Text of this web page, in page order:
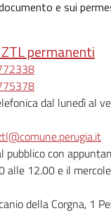
e sui
permanenti
dal lunedì al
pubblico con
alle 12.00 e il
della Corgna, 1